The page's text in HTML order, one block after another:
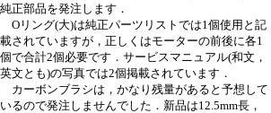
純正部品を発注します．
Oリング(大)は純正パーツリストでは1個使用と記
載されていますが，正しくはモーターの前後に各1
個で合計2個必要です．サービスマニュアル(和文，
英文とも)の写真では2個掲載されています．
カーボンブラシは，かなり残量があると予想して
いるので発注しませんでした．新品は12.5mm長，